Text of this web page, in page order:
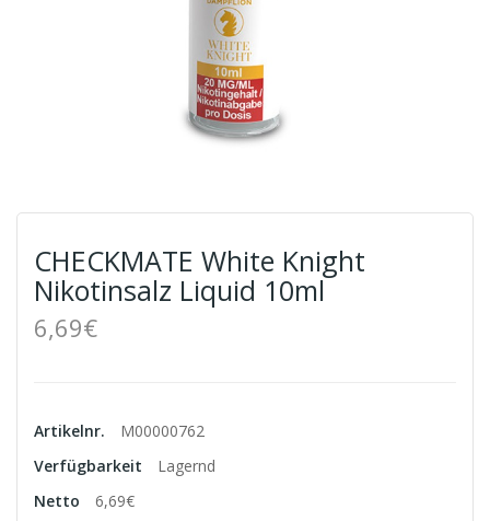
CHECKMATE White Knight
Nikotinsalz Liquid 10ml
6,69€
Artikelnr.
M00000762
Verfügbarkeit
Lagernd
Netto
6,69€